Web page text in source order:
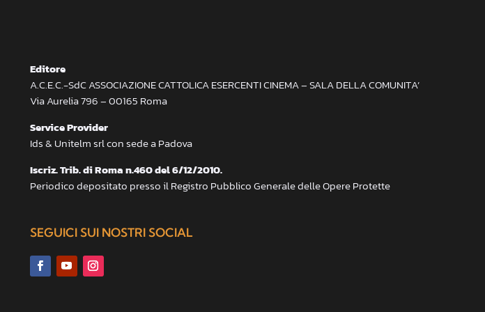
Editore
A.C.E.C.-SdC ASSOCIAZIONE CATTOLICA ESERCENTI CINEMA – SALA DELLA COMUNITA’
Via Aurelia 796 – 00165 Roma
Service Provider
Ids & Unitelm srl con sede a Padova
Iscriz. Trib. di Roma n.460 del 6/12/2010.
Periodico depositato presso il Registro Pubblico Generale delle Opere Protette
SEGUICI SUI NOSTRI SOCIAL